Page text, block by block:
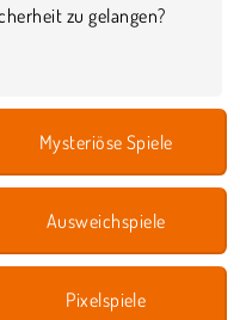
zu gelangen?
Mysteriöse Spiele
Ausweichspiele
Pixelspiele